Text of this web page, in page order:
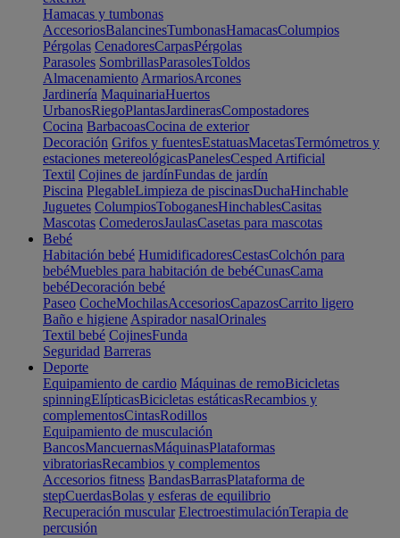
Hamacas y tumbonas
AccesoriosBalancinesTumbonasHamacasColumpios
Pérgolas CenadoresCarpasPérgolas
Parasoles SombrillasParasolesToldos
Almacenamiento ArmariosArcones
Jardinería MaquinariaHuertos
UrbanosRiegoPlantasJardinerasCompostadores
Cocina BarbacoasCocina de exterior
Decoración Grifos y fuentesEstatuasMacetasTermómetros y
estaciones metereológicasPanelesCesped Artificial
Textil Cojines de jardínFundas de jardín
Piscina PlegableLimpieza de piscinasDuchaHinchable
Juguetes ColumpiosToboganesHinchablesCasitas
Mascotas ComederosJaulasCasetas para mascotas
Bebé
Habitación bebé HumidificadoresCestasColchón para
bebéMuebles para habitación de bebéCunasCama
bebéDecoración bebé
Paseo CocheMochilasAccesoriosCapazosCarrito ligero
Baño e higiene Aspirador nasalOrinales
Textil bebé CojinesFunda
Seguridad Barreras
Deporte
Equipamiento de cardio Máquinas de remoBicicletas
spinningElípticasBicicletas estáticasRecambios y
complementosCintasRodillos
Equipamiento de musculación
BancosMancuernasMáquinasPlataformas
vibratoriasRecambios y complementos
Accesorios fitness BandasBarrasPlataforma de
stepCuerdasBolas y esferas de equilibrio
Recuperación muscular ElectroestimulaciónTerapia de
percusión